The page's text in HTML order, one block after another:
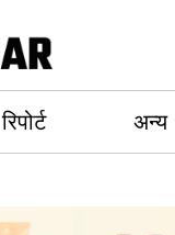
रिपोर्ट अन्य